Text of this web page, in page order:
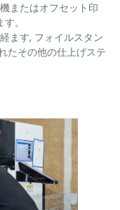
またはオフセット印
。
ます, フォイルスタン
たその他の仕上げステ